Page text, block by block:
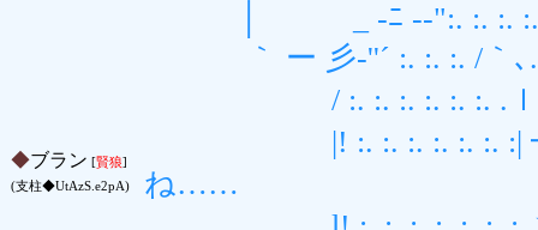
◆ブラン [賢狼]
(支柱◆UtAzS.e2pA)
│ _ -ﾆ -‐":. :. :. :. :
｀ ー 彡‐''´ :. :. :. /
/ :. :. :. :. :. :. .ｌ-
|! :. :. :. :. :. :. :| ━
ね……